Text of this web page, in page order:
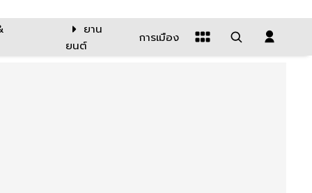
ยาน
ยนต์
การเมือง